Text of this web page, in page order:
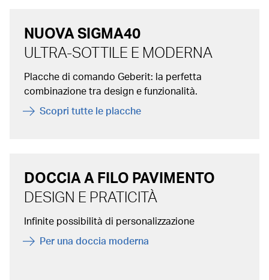
NUOVA SIGMA40
ULTRA-SOTTILE E MODERNA
Placche di comando Geberit: la perfetta
combinazione tra design e funzionalità.
Scopri tutte le placche
DOCCIA A FILO PAVIMENTO
DESIGN E PRATICITÀ
Infinite possibilità di personalizzazione
Per una doccia moderna